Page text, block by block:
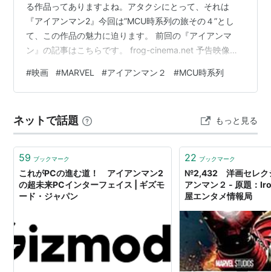
る作品ってありますよね。アタクシにとって、それは
『アイアンマン2』今回は”MCU時系列の旅その４”とし
て、この作品の魅力に迫ります。 前回の『アイアンマ
ン』の記事はこちらです。 frog-cinema.net 予告映像！
出演作品 ヴァージニア・”ペッパー”・ポッツ 過去出演作
品 ウォーマシン/ジェームズ・”ローディ”・ローズ 過去出
リー・ラッシュマン ハロルド・”ハッピー”・ホーガン 過
去出演作品 ウィップラッシュ/イワン・アントノヴ…
#映画 #MARVEL #アイアンマン２ #MCU時系列
ネットで話題 もっと見る
59 ブックマーク
これがPCの進む道！ アイアンマン2
の超未来PCインターフェイス | ギズモ
ード・ジャパン
22 ブックマーク
№2,432 洋画セレク
アンマン２ - 原題：
屋エンタメ情報局